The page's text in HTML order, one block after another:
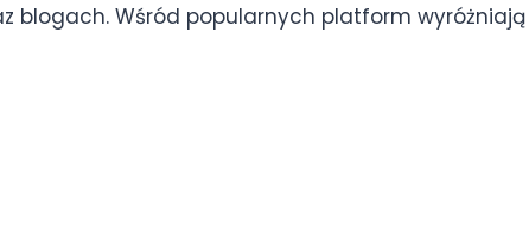
blogach. Wśród popularnych platform wyróżniają